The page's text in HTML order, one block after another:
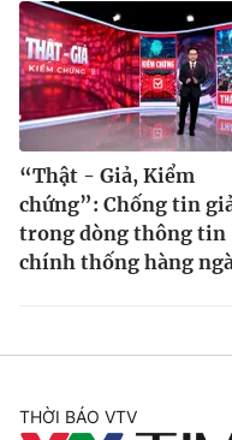
“Thật - Giả, Kiểm
chứng”: Chống tin
trong dòng thông tin
chính thống hàng
THỜI BÁO VTV